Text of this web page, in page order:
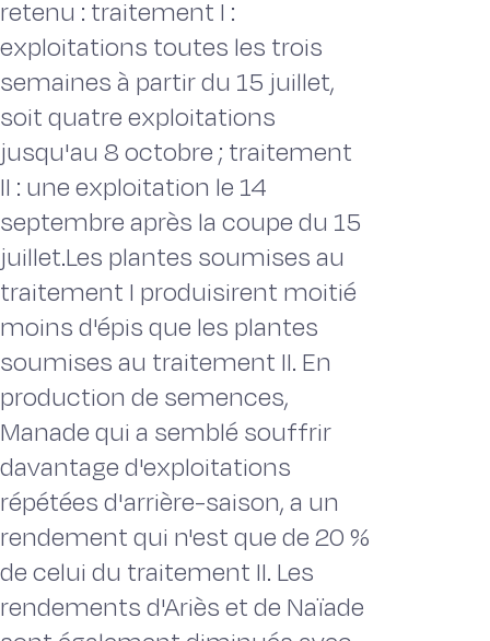
retenu : traitement I :
exploitations toutes les trois
semaines à partir du 15 juillet,
soit quatre exploitations
jusqu'au 8 octobre ; traitement
II : une exploitation le 14
septembre après la coupe du 15
juillet.Les plantes soumises au
traitement I produisirent moitié
moins d'épis que les plantes
soumises au traitement II. En
production de semences,
Manade qui a semblé souffrir
davantage d'exploitations
répétées d'arrière-saison, a un
rendement qui n'est que de 20 %
de celui du traitement II. Les
rendements d'Ariès et de Naïade